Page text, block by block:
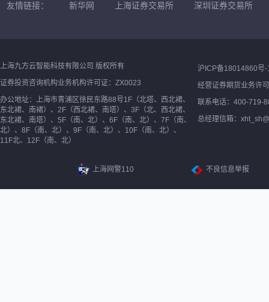
友情链接： 新华网 上海证券交易所 深圳证券交易所
上海九方云智能科技有限公司 版权所有
证券投资咨询机构业务机构许可证：ZX0023
办公地址：上海市青浦区徐民东路88号1F（北塔、西北裙、
东北裙、南裙）、2F（西北裙、南塔）、3F（北、西北裙、
东北裙、南塔）、5F（南、北）、6F（南、北）、7F（南、
北）、8F（南、北）、9F（南、北）、10F（南、北）、
11F北、12F（南、北）
沪ICP备18014860号-
经营证券期货业务许
联系电话：400-719-
总经理信箱：
上海网警110 不良信息举报